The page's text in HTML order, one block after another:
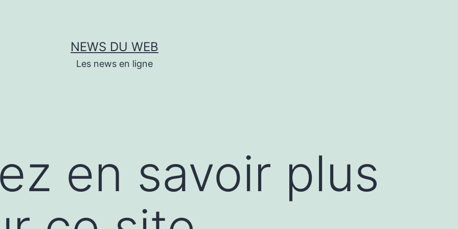
NEWS DU WEB
Les news en ligne
en savoir plus